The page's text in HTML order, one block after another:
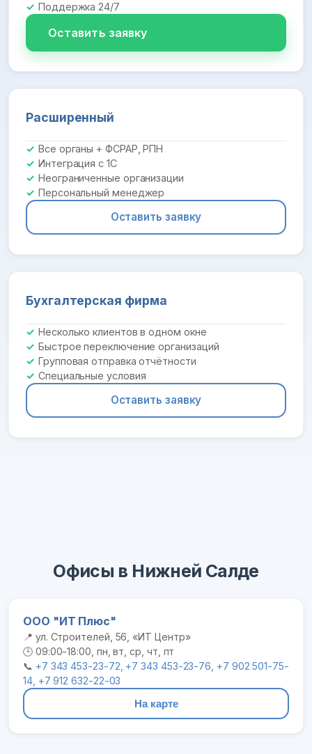
Поддержка 24/7
Оставить заявку
Расширенный
Все органы + ФСРАР, РПН
Интеграция с 1С
Неограниченные организации
Персональный менеджер
Оставить заявку
Бухгалтерская фирма
Несколько клиентов в одном окне
Быстрое переключение организаций
Групповая отправка отчётности
Специальные условия
Оставить заявку
Офисы в Нижней Салде
ООО "ИТ Плюс"
📍 ул. Строителей, 56, «ИТ Центр»
🕒 09:00-18:00, пн, вт, ср, чт, пт
📞 +7 343 453-23-72, +7 343 453-23-76, +7 902 501-75-
14, +7 912 632-22-03
На карте